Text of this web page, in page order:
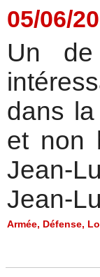
05/06/
Un de
dans
et non
Jean-
Jean-
Armée, Défense,